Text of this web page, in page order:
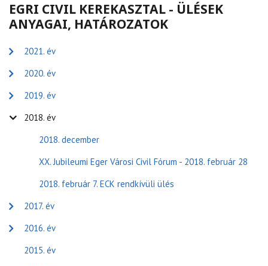
EGRI CIVIL KEREKASZTAL - ÜLÉSEK
ANYAGAI, HATÁROZATOK
2021. év
2020. év
2019. év
2018. év
2018. december
XX. Jubileumi Eger Városi Civil Fórum - 2018. február 28
2018. február 7. ECK rendkívüli ülés
2017. év
2016. év
2015. év